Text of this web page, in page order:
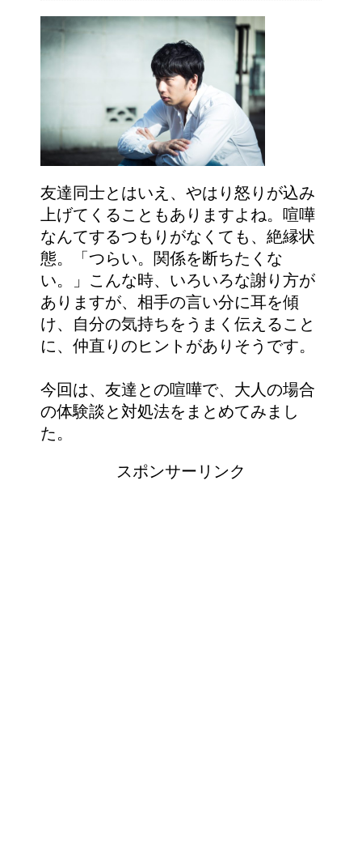
友達同士とはいえ、やはり怒りが込み
上げてくることもありますよね。喧嘩
なんてするつもりがなくても、絶縁状
態。「つらい。関係を断ちたくな
い。」こんな時、いろいろな謝り方が
ありますが、相手の言い分に耳を傾
け、自分の気持ちをうまく伝えること
に、仲直りのヒントがありそうです。
今回は、友達との喧嘩で、大人の場合
の体験談と対処法をまとめてみまし
た。
スポンサーリンク